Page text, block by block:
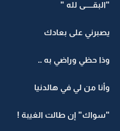
"البقـــــى لله "
يصبرني على بعادك
وذا حظي وراضي به ..
وأنا من لي في هالدنيا
"سواك" إن طالت الغيبة !